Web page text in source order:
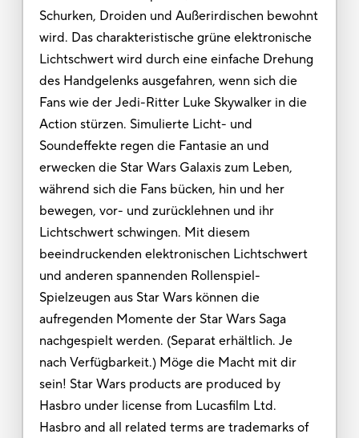
Schurken, Droiden und Außerirdischen bewohnt
wird. Das charakteristische grüne elektronische
Lichtschwert wird durch eine einfache Drehung
des Handgelenks ausgefahren, wenn sich die
Fans wie der Jedi-Ritter Luke Skywalker in die
Action stürzen. Simulierte Licht- und
Soundeffekte regen die Fantasie an und
erwecken die Star Wars Galaxis zum Leben,
während sich die Fans bücken, hin und her
bewegen, vor- und zurücklehnen und ihr
Lichtschwert schwingen. Mit diesem
beeindruckenden elektronischen Lichtschwert
und anderen spannenden Rollenspiel-
Spielzeugen aus Star Wars können die
aufregenden Momente der Star Wars Saga
nachgespielt werden. (Separat erhältlich. Je
nach Verfügbarkeit.) Möge die Macht mit dir
sein! Star Wars products are produced by
Hasbro under license from Lucasfilm Ltd.
Hasbro and all related terms are trademarks of